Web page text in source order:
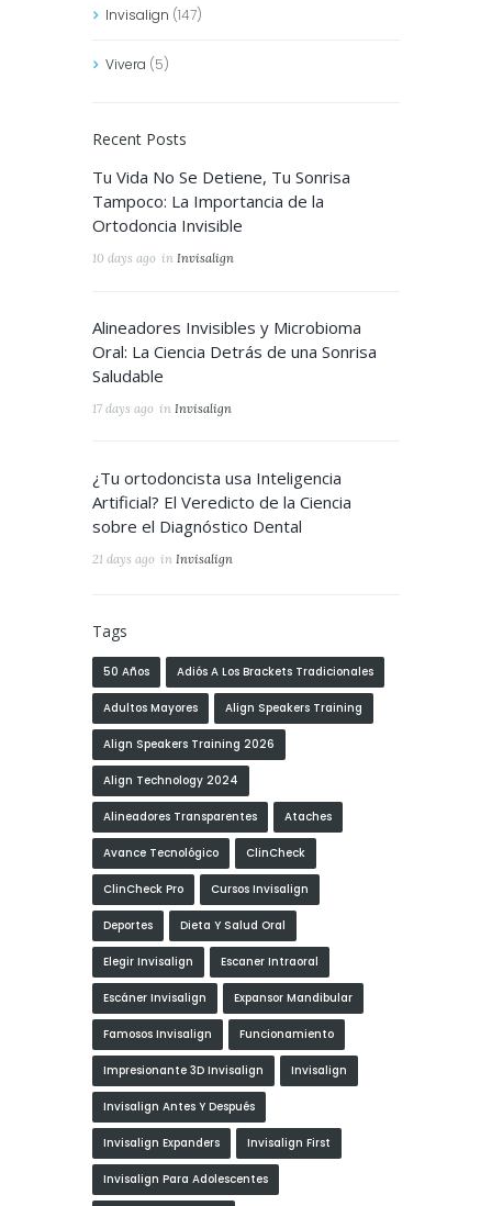
Invisalign (147)
Vivera (5)
Recent Posts
Tu Vida No Se Detiene, Tu Sonrisa
Tampoco: La Importancia de la
Ortodoncia Invisible
10 days ago in Invisalign
Alineadores Invisibles y Microbioma
Oral: La Ciencia Detrás de una Sonrisa
Saludable
17 days ago in Invisalign
¿Tu ortodoncista usa Inteligencia
Artificial? El Veredicto de la Ciencia
sobre el Diagnóstico Dental
21 days ago in Invisalign
Tags
50 Años Adiós A Los Brackets Tradicionales
Adultos Mayores Align Speakers Training
Align Speakers Training 2026
Align Technology 2024
Alineadores Transparentes Ataches
Avance Tecnológico ClinCheck
ClinCheck Pro Cursos Invisalign
Deportes Dieta Y Salud Oral
Elegir Invisalign Escaner Intraoral
Escáner Invisalign Expansor Mandibular
Famosos Invisalign Funcionamiento
Impresionante 3D Invisalign Invisalign
Invisalign Antes Y Después
Invisalign Expanders Invisalign First
Invisalign Para Adolescentes